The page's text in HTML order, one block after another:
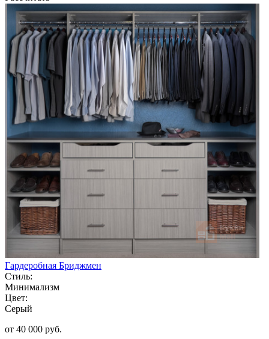
Гардеробная Бриджмен
Стиль:
Минимализм
Цвет:
Серый
от 40 000 руб.